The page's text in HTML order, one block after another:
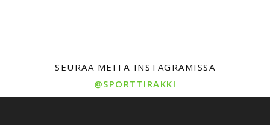
SEURAA MEITÄ INSTAGRAMISSA
@SPORTTIRAKKI